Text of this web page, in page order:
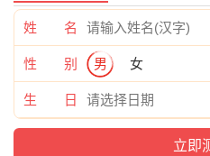
姓 名
性 别 男 女
生 日